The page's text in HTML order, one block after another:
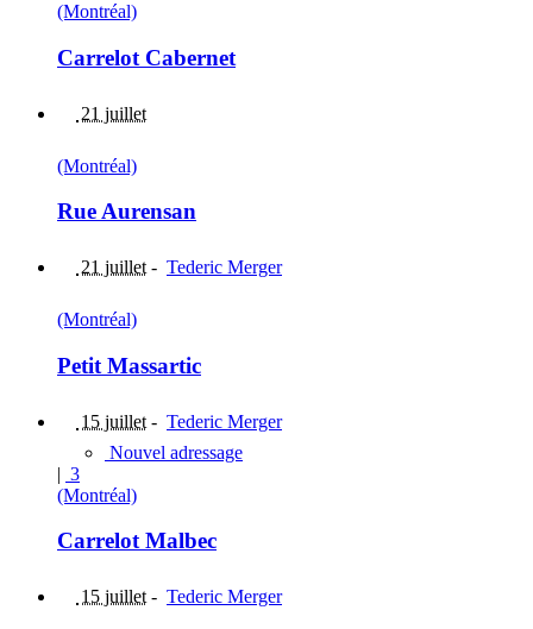
(Montréal)
Carrelot Cabernet
21 juillet
(Montréal)
Rue Aurensan
21 juillet - Tederic Merger
(Montréal)
Petit Massartic
15 juillet - Tederic Merger
Nouvel adressage
| 3
(Montréal)
Carrelot Malbec
15 juillet - Tederic Merger